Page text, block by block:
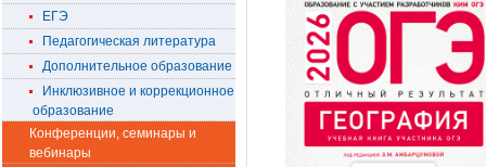
ЕГЭ
Педагогическая литература
Дополнительное образование
Инклюзивное и коррекционное
образование
Конференции, семинары и
вебинары